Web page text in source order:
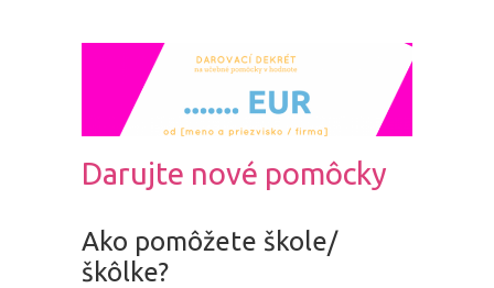
Darujte nové pomôcky
Ako pomôžete škole/
škôlke?